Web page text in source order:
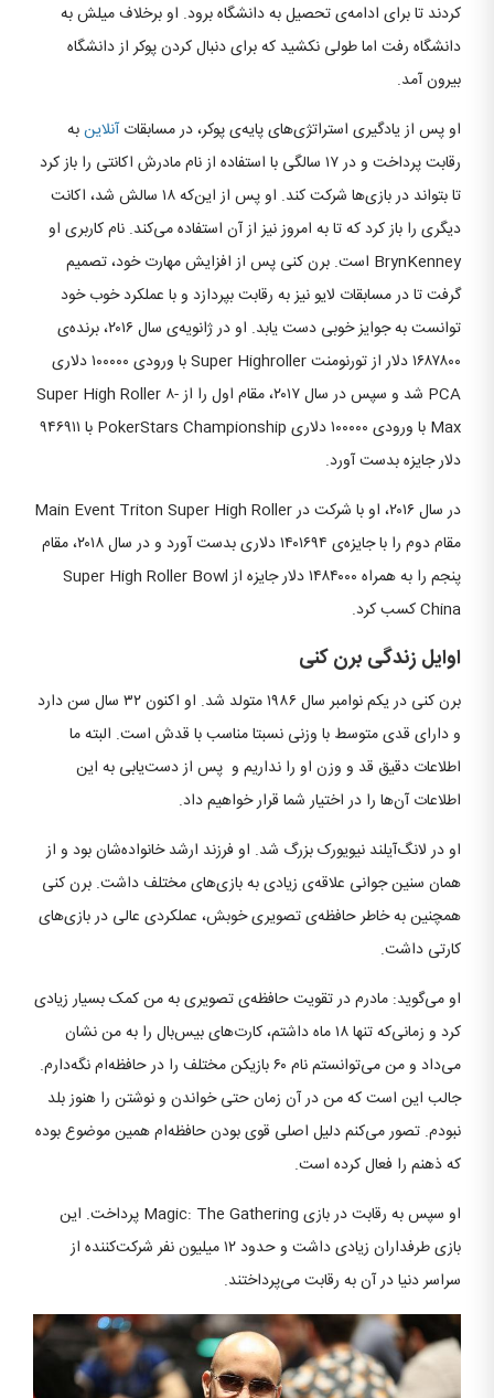
کردند تا برای ادامه‌ی تحصیل به دانشگاه برود. او برخلاف میلش به
دانشگاه رفت اما طولی نکشید که برای دنبال کردن پوکر از دانشگاه
بیرون آمد.
او پس از یادگیری استراتژی‌های پایه‌ی پوکر، در مسابقاتآنلاینبه
رقابت پرداخت و در ۱۷ سالگی با استفاده از نام مادرش اکانتی را باز کرد
تا بتواند در بازی‌ها شرکت کند. او پس از این‌که ۱۸ سالش شد، اکانت
دیگری را باز کرد که تا به امروز نیز از آن استفاده می‌کند. نام کاربری او
BrynKenney است. برن کنی پس از افزایش مهارت خود، تصمیم
گرفت تا در مسابقات لایو نیز به رقابت بپردازد و با عملکرد خوب خود
توانست به جوایز خوبی دست یابد. او در ژانویه‌ی سال ۲۰۱۶، برنده‌ی
۱۶۸۷۸۰۰ دلار از تورنومنت Super Highroller با ورودی ۱۰۰۰۰۰ دلاری
PCA شد و سپس در سال ۲۰۱۷، مقام اول را از Super High Roller ۸-
Max با ورودی ۱۰۰۰۰۰ دلاری PokerStars Championship با ۹۴۶۹۱۱
دلار جایزه بدست آورد.
در سال ۲۰۱۶، او با شرکت در Main Event Triton Super High Roller
مقام دوم را با جایزه‌ی ۱۴۰۱۶۹۴ دلاری بدست آورد و در سال ۲۰۱۸، مقام
پنجم را به همراه ۱۴۸۴۰۰۰ دلار جایزه از Super High Roller Bowl
China کسب کرد.
اوایل زندگی برن کنی
برن کنی در یکم نوامبر سال ۱۹۸۶ متولد شد. او اکنون ۳۲ سال سن دارد
و دارای قدی متوسط با وزنی نسبتا مناسب با قدش است. البته ما
اطلاعات دقیق قد و وزن او را نداریم و پس از دست‌یابی به این
اطلاعات آن‌ها را در اختیار شما قرار خواهیم داد.
او در لانگ‌آیلند نیویورک بزرگ شد. او فرزند ارشد خانواده‌شان بود و از
همان سنین جوانی علاقه‌ی زیادی به بازی‌های مختلف داشت. برن کنی
همچنین به خاطر حافظه‌ی تصویری خوبش، عملکردی عالی در بازی‌های
کارتی داشت.
او می‌گوید: مادرم در تقویت حافظه‌ی تصویری به من کمک بسیار زیادی
کرد و زمانی‌که تنها ۱۸ ماه داشتم، کارت‌های بیس‌بال را به من نشان
می‌داد و من می‌توانستم نام ۶۰ بازیکن مختلف را در حافظه‌ام نگه‌دارم.
جالب این‌ است که من در آن زمان حتی خواندن و نوشتن را هنوز بلد
نبودم. تصور می‌کنم دلیل اصلی قوی بودن حافظه‌ام همین موضوع بوده
که ذهنم را فعال کرده است.
او سپس به رقابت در بازی Magic: The Gathering پرداخت. این
بازی طرفداران زیادی داشت و حدود ۱۲ میلیون نفر شرکت‌کننده از
سراسر دنیا در آن به رقابت می‌پرداختند.